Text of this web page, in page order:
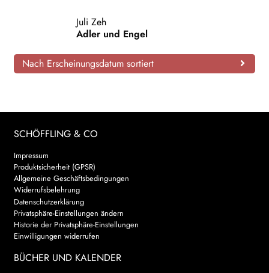
WEITERE VERLAGE
Search:
Juli Zeh
Adler und Engel
Nach Erscheinungsdatum sortiert
SCHÖFFLING & CO
Impressum
Produktsicherheit (GPSR)
Allgemeine Geschäftsbedingungen
Widerrufsbelehrung
Datenschutzerklärung
Privatsphäre-Einstellungen ändern
Historie der Privatsphäre-Einstellungen
Einwilligungen widerrufen
BÜCHER UND KALENDER